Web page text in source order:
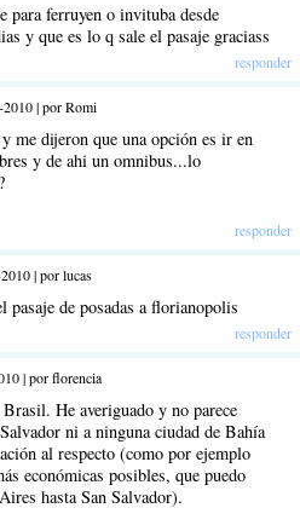
para ferruyen o invituba desde
y que es lo q sale el pasaje graciass
responder
| por Romi
me dijeron que una opción es ir en
y de ahi un omnibus...lo
responder
| por lucas
pasaje de posadas a florianopolis
responder
| por florencia
He averiguado y no parece
ni a ninguna ciudad de Bahía
al respecto (como por ejemplo
económicas posibles, que puedo
hasta San Salvador).